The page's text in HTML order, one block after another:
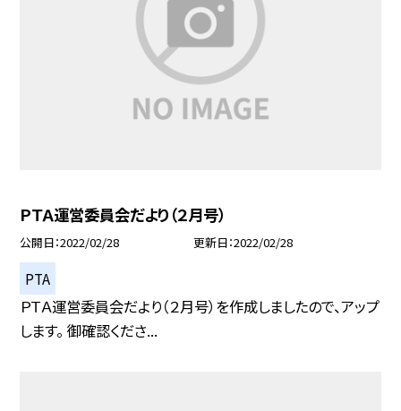
ＰＴＡ運営委員会だより（２月号）
公開日 2022/02/28 更新日 2022/02/28
PTA
ＰＴＡ運営委員会だより（２月号）を作成しましたので、アップ
します。 御確認くださ...